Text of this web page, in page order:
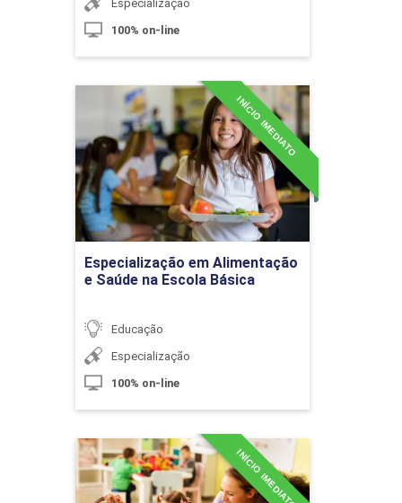
Metodologia do Ensino de Geografia II
A Geografia Escolar e o Livro Didático
10h
Espacial
10h
Especialização
100% on-line
Especialização em Alimentação
e Saúde na Escola Básica
INÍCIO IMEDIATO
Educação
Especialização
100% on-line
Especialização em
Alimentação e Saúde na
Escola Básica
Detalhes do curso
INÍCIO IMEDIATO
Especialização em
Atendimento Educacional
Especializado - AEE